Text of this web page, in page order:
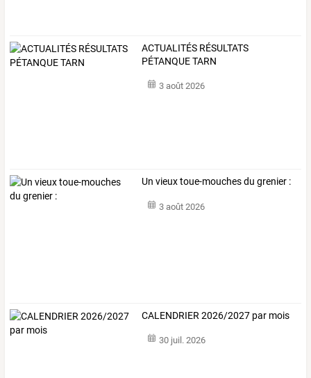
ACTUALITÉS RÉSULTATS
PÉTANQUE TARN
3 août 2026
Un vieux toue-mouches du grenier :
3 août 2026
CALENDRIER 2026/2027 par mois
30 juil. 2026